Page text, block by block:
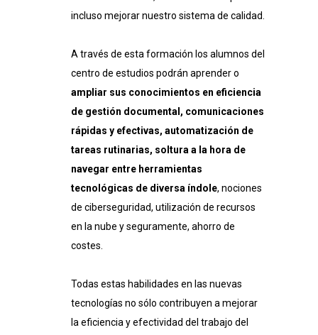
incluso mejorar nuestro sistema de calidad.
A través de esta formación los alumnos del
centro de estudios podrán aprender o
ampliar sus conocimientos en eficiencia
de gestión documental, comunicaciones
rápidas y efectivas, automatización de
tareas rutinarias, soltura a la hora de
navegar entre herramientas
tecnológicas de diversa índole, nociones
de ciberseguridad, utilización de recursos
en la nube y seguramente, ahorro de
costes.
Todas estas habilidades en las nuevas
tecnologías no sólo contribuyen a mejorar
la eficiencia y efectividad del trabajo del